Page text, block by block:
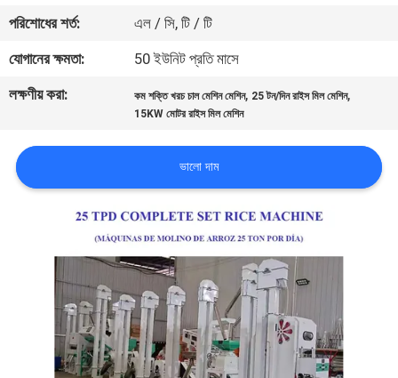
যোগাযোগ
করুন
খবর
উদ্ধৃতির
জন্য
পরিশোধের শর্ত:
এল / সি, টি / টি
যোগানের ক্ষমতা:
50 ইউনিট প্রতি মাসে
লক্ষণীয় করা:
কম শক্তি খরচ চাল মেশিন মেশিন, 25 টন/দিন রাইস মিল মেশিন,
15KW মোটর রাইস মিল মেশিন
ভালো দাম